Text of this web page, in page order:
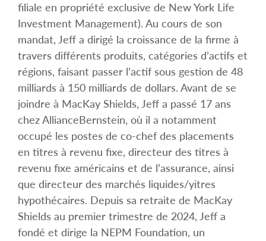
filiale en propriété exclusive de New York Life
Investment Management). Au cours de son
mandat, Jeff a dirigé la croissance de la firme à
travers différents produits, catégories d’actifs et
régions, faisant passer l’actif sous gestion de 48
milliards à 150 milliards de dollars. Avant de se
joindre à MacKay Shields, Jeff a passé 17 ans
chez AllianceBernstein, où il a notamment
occupé les postes de co-chef des placements
en titres à revenu fixe, directeur des titres à
revenu fixe américains et de l’assurance, ainsi
que directeur des marchés liquides/yitres
hypothécaires. Depuis sa retraite de MacKay
Shields au premier trimestre de 2024, Jeff a
fondé et dirige la NEPM Foundation, un